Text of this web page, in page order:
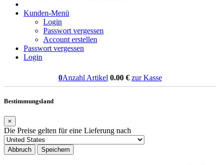
Kunden-Menü
Login
Passwort vergessen
Account erstellen
Passwort vergessen
Login
0Anzahl Artikel 0.00€ zur Kasse
Bestimmungsland
×
Die Preise gelten für eine Lieferung nach
Abbruch Speichern